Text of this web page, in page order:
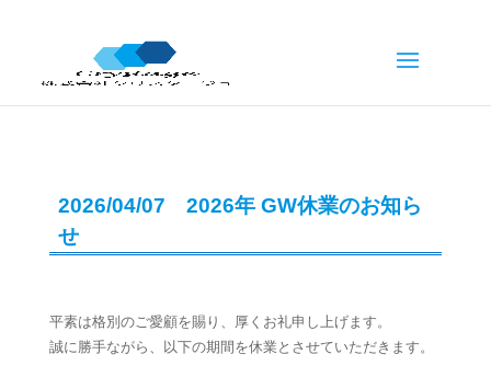
2026/04/07 2026年 GW休業のお知ら
せ
平素は格別のご愛顧を賜り、厚くお礼申し上げます。
誠に勝手ながら、以下の期間を休業とさせていただきます。